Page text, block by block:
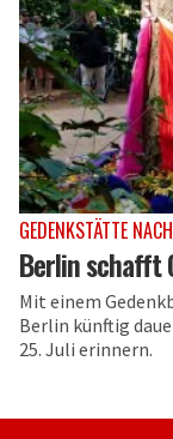
GEDENKSTÄTTE
Berlin schafft
Mit einem
Berlin künftig
25. Juli erinnern.